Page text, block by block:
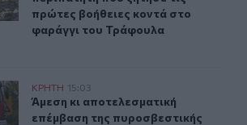
πρώτες βοήθειες κοντά στο
φαράγγι του Τράφουλα
επέμβαση της
ΚΡΗΤΗ 15:03
Άμεση κι αποτελεσματική
Άμεση κι αποτελεσματική
επέμβαση της πυροσβεστικής